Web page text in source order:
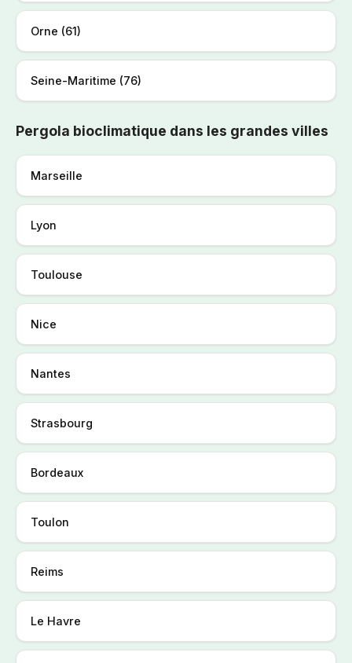
Orne (61)
Seine-Maritime (76)
Pergola bioclimatique dans les grandes villes
Marseille
Lyon
Toulouse
Nice
Nantes
Strasbourg
Bordeaux
Toulon
Reims
Le Havre